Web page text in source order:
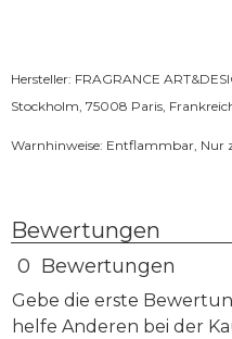
Hersteller: FRAGRANCE
Stockholm, 75008 Paris,
Warnhinweise: Entflammbar, Nur
Bewertungen
0 Bewertungen
Gebe die erste
helfe Anderen bei der